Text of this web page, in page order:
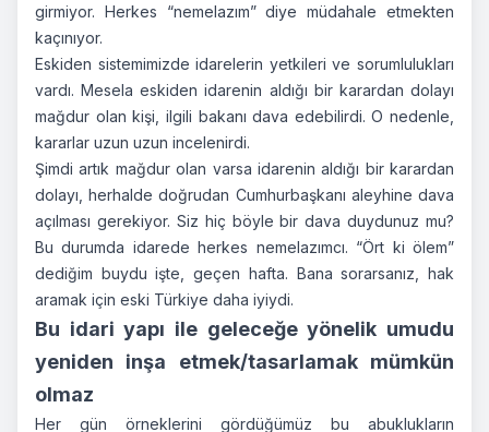
girmiyor. Herkes “nemelazım” diye müdahale etmekten
kaçınıyor.
Eskiden sistemimizde idarelerin yetkileri ve sorumlulukları
vardı. Mesela eskiden idarenin aldığı bir karardan dolayı
mağdur olan kişi, ilgili bakanı dava edebilirdi. O nedenle,
kararlar uzun uzun incelenirdi.
Şimdi artık mağdur olan varsa idarenin aldığı bir karardan
dolayı, herhalde doğrudan Cumhurbaşkanı aleyhine dava
açılması gerekiyor. Siz hiç böyle bir dava duydunuz mu?
Bu durumda idarede herkes nemelazımcı. “Ört ki ölem”
dediğim buydu işte, geçen hafta. Bana sorarsanız, hak
aramak için eski Türkiye daha iyiydi.
Bu idari yapı ile geleceğe yönelik umudu
yeniden inşa etmek/tasarlamak mümkün
olmaz
Her gün örneklerini gördüğümüz bu abuklukların